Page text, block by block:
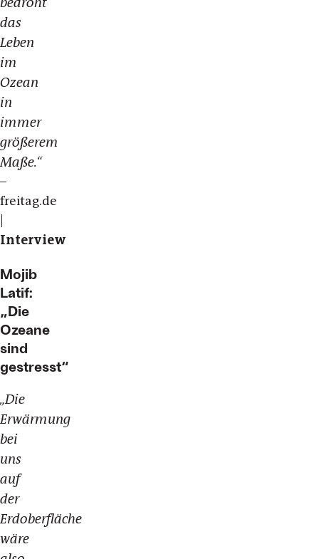
das
Leben
im
Ozean
in
immer
größerem
Maße.“
–
freitag.de
|
Interview
Mojib
Latif:
„Die
Ozeane
sind
gestresst“
„Die
Erwärmung
bei
uns
auf
der
Erdoberfläche
wäre